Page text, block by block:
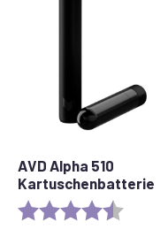
AVD Alpha 510
Kartuschenbatterie
Bewertung: 4,7